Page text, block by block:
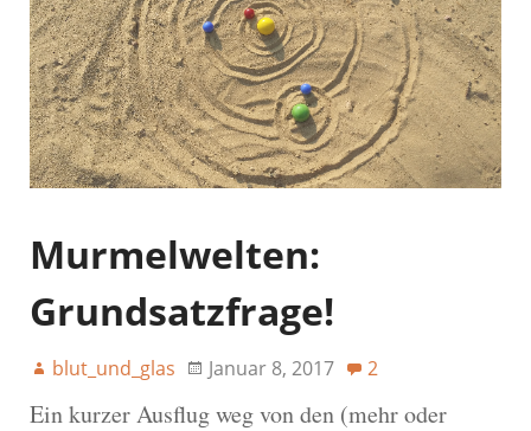
Murmelwelten:
Grundsatzfrage!
blut_und_glas Januar 8, 2017 2
Ein kurzer Ausflug weg von den (mehr oder